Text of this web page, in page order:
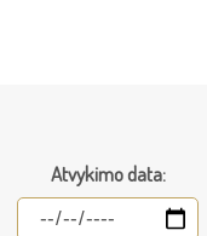
Atvykimo data: